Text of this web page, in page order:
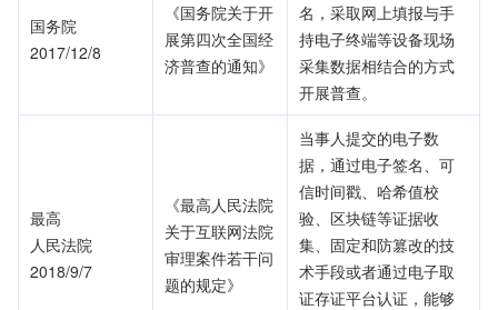
国务院
2017/12/8
《国务院关于开
展第四次全国经
济普查的通知》
名，采取网上填报与手
持电子终端等设备现场
采集数据相结合的方式
开展普查。
最高
人民法院
2018/9/7
《最高人民法院
关于互联网法院
审理案件若干问
题的规定》
当事人提交的电子数
据，通过电子签名、可
信时间戳、哈希值校
验、区块链等证据收
集、固定和防篡改的技
术手段或者通过电子取
证存证平台认证，能够